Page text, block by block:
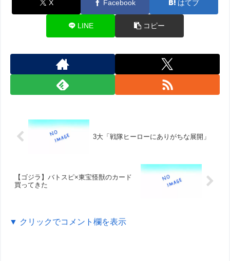
X Facebook はてブ
LINE コピー
3大「戦隊ヒーローにありがちな展開」
【ゴジラ】バトスピ×東宝怪獣のカード
買ってきた
▼ クリックでコメント欄を表示